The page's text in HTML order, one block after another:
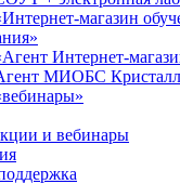
магазин
Интернет-
МИОБС Кристалл
и вебинары